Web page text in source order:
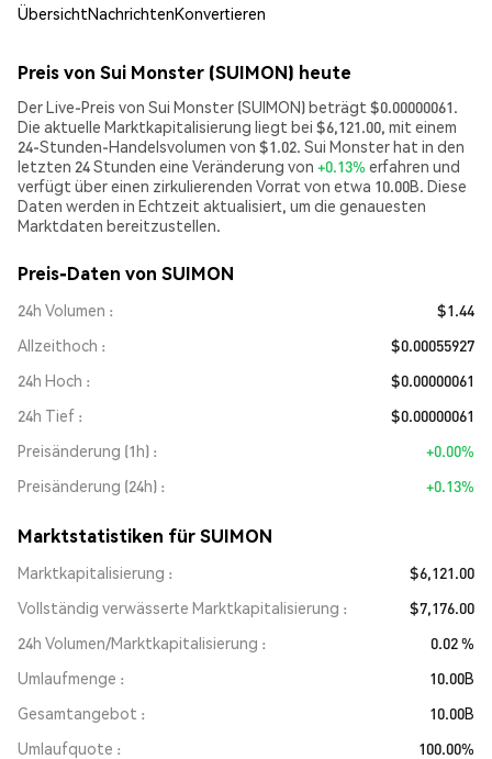
ÜbersichtNachrichtenKonvertieren
Preis von Sui Monster (SUIMON) heute
Der Live-Preis von Sui Monster (SUIMON) beträgt $0.00000061.
Die aktuelle Marktkapitalisierung liegt bei $6,121.00, mit einem
24-Stunden-Handelsvolumen von $1.02. Sui Monster hat in den
letzten 24 Stunden eine Veränderung von +0.13% erfahren und
verfügt über einen zirkulierenden Vorrat von etwa 10.00B. Diese
Daten werden in Echtzeit aktualisiert, um die genauesten
Marktdaten bereitzustellen.
Preis-Daten von SUIMON
24h Volumen
$1.44
Allzeithoch
$0.00055927
24h Hoch
$0.00000061
24h Tief
$0.00000061
Preisänderung (1h)
+0.00%
Preisänderung (24h)
+0.13%
Marktstatistiken für SUIMON
Marktkapitalisierung
$6,121.00
Vollständig verwässerte Marktkapitalisierung
$7,176.00
24h Volumen/Marktkapitalisierung
0.02 %
Umlaufmenge
10.00B
Gesamtangebot
10.00B
Umlaufquote
100.00%